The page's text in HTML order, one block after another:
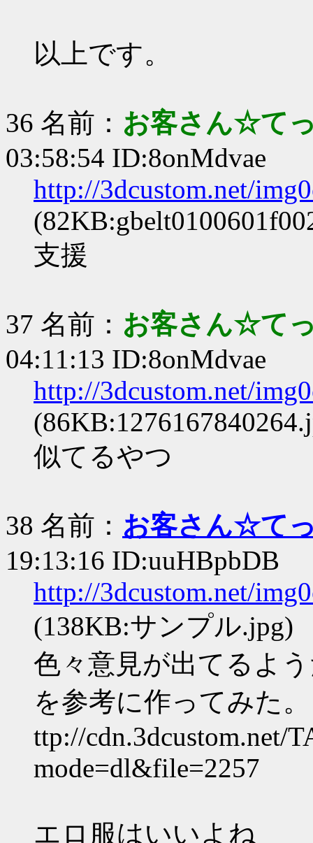
以上です。
36 名前： お客さん☆て
03:58:54 ID:8onMdvae
http://3dcustom.net/
支援
37 名前： お客さん☆て
04:11:13 ID:8onMdvae
http://3dcustom.net/
似てるやつ
38 名前： お客さん☆て
19:13:16 ID:uuHBpbDB
http://3dcustom.net/
(138KB:サンプル.jpg)
色々意見が出てるよ
を参考に作ってみた。
ttp://cdn.3dcustom.net/
mode=dl&file=2257
エロ服はいいよね